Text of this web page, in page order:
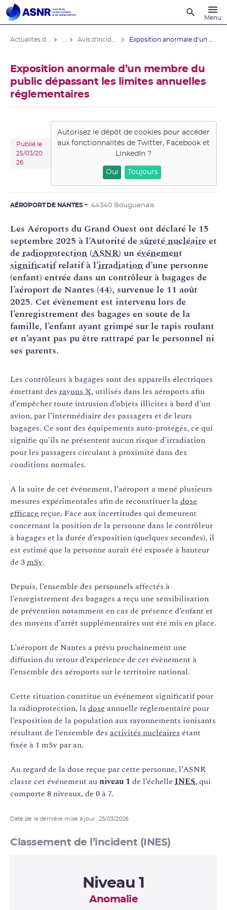
Menu
Exposition anormale d’un membre du
public dépassant les limites annuelles
réglementaires
Publié le
25/03/20
26
Autorisez le dépôt de cookies pour accéder
aux fonctionnalités deTwitter, Facebook et
LinkedIn ?
Oui Toujours
AÉROPORT DE NANTES 44340 Bouguenais
Les Aéroports du Grand Ouest ont déclaré le 15
septembre 2025 à l’Autorité de sûreté nucléaire et
de radioprotection (ASNR) unévénement
significatifrelatif à l’irradiationd’une personne
(enfant) entrée dans un contrôleur à bagages de
l’aéroport de Nantes (44), survenue le 11 août
2025. Cet évènement est intervenu lors de
l’enregistrement des bagages en soute de la
famille, l’enfant ayant grimpé sur le tapis roulant
et n’ayant pas pu être rattrapé par le personnel ni
ses parents.
Les contrôleurs à bagages sont des appareils électriques
émettant des rayons X, utilisés dans les aéroports afin
d’empêcher toute intrusion d’objets illicites à bord d’un
avion, par l’intermédiaire des passagers et de leurs
bagages. Ce sont des équipements auto-protégés, ce qui
signifie qu'ils ne présentent aucun risque d'irradiation
pour les passagers circulant à proximité dans des
conditions normales.
A la suite de cet événement, l’aéroport a mené plusieurs
mesures expérimentales afin de reconstituer ladose
efficace reçue. Face aux incertitudes qui demeurent
concernant la position de la personne dans le contrôleur
à bagages et la durée d’exposition (quelques secondes), il
est estimé que la personne aurait été exposée à hauteur
de 3mSv.
Depuis, l’ensemble des personnels affectés à
l’enregistrement des bagages a reçu une sensibilisation
de prévention notamment en cas de présence d’enfant et
des moyens d’arrêt supplémentaires ont été mis en place.
L’aéroport de Nantes a prévu prochainement une
diffusion du retour d’expérience de cet évènement à
l’ensemble des aéroports sur le territoire national.
Cette situation constitue un événement significatif pour
la radioprotection, ladose annuelle réglementaire pour
l’exposition de la population aux rayonnements ionisants
résultant de l’ensemble des activités nucléaires étant
fixée à 1 mSv par an.
Au regard de la dose reçue par cette personne, l’ASNR
classe cet événement auniveau 1 de l’échelle INES, qui
comporte 8 niveaux, de 0 à 7.
Date de la dernière mise à jour : 25/03/2026
Classement de l’incident (INES)
Niveau 1
Anomalie